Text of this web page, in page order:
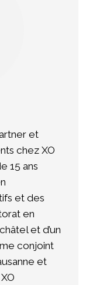
et
chez XO
15 ans
et des
en
et d’un
conjoint
et